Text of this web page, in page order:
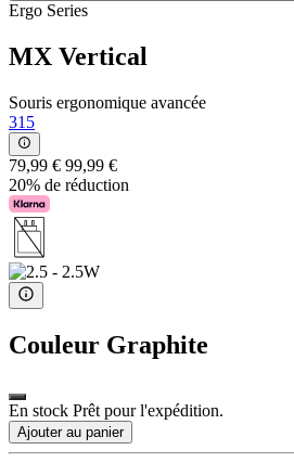
Ergo Series
MX Vertical
Souris ergonomique avancée
315
79,99 € 99,99 €
20% de réduction
Couleur Graphite
En stock Prêt pour l'expédition.
Ajouter au panier